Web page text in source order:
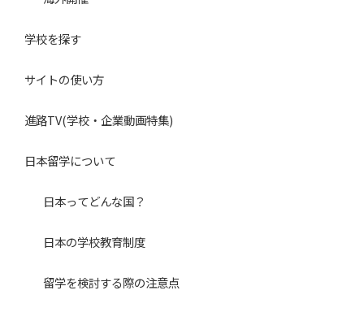
学校を探す
サイトの使い方
進路TV(学校・企業動画特集)
日本留学について
日本ってどんな国？
日本の学校教育制度
留学を検討する際の注意点